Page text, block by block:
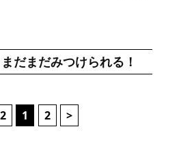
まだまだみつけられる！
1 2 >